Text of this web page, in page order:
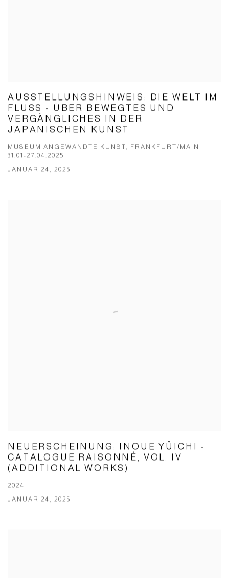
AUSSTELLUNGSHINWEIS: DIE WELT IM
FLUSS - ÜBER BEWEGTES UND
VERGÄNGLICHES IN DER
JAPANISCHEN KUNST
MUSEUM ANGEWANDTE KUNST, FRANKFURT/MAIN,
31.01-27.04.2025
JANUAR 24, 2025
NEUERSCHEINUNG: INOUE YÛICHI -
CATALOGUE RAISONNÉ, VOL. IV
(ADDITIONAL WORKS)
2024
JANUAR 24, 2025